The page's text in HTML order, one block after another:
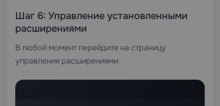
Шаг 6: Управление установленными
расширениями
В любой момент перейдите на страницу
управления расширениями: